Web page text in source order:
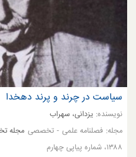
سیاست در چرند و پرند دهخدا
نویسنده: یزدانی، سهراب
مجله: فصلنامه علمی - تخصصی مجله
۱۳۸۸، شماره پیاپی چهارم